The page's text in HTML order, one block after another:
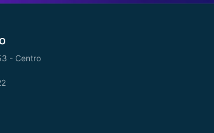
- Centro